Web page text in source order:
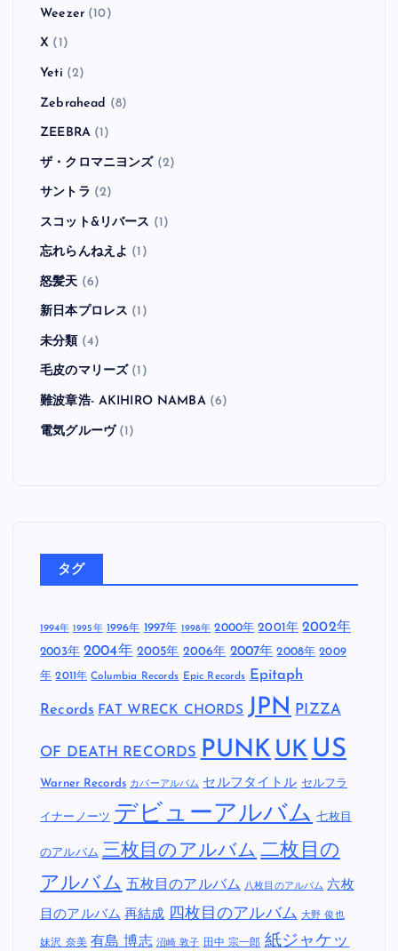
Weezer(10)
X (1)
Yeti (2)
Zebrahead (8)
ZEEBRA(1)
ザ・クロマニヨンズ(2)
サントラ (2)
スコット&リバース (1)
忘れらんねえよ (1)
怒髪天 (6)
新日本プロレス (1)
未分類 (4)
毛皮のマリーズ (1)
難波章浩- AKIHIRO NAMBA(6)
電気グルーヴ(1)
タグ
1994年 1995年 1996年 1997年 1998年 2000年 2001年 2002年
2003年 2004年 2005年 2006年 2007年 2008年 2009
年 2011年 Columbia Records Epic Records Epitaph
Records FAT WRECK CHORDS JPN PIZZA
OF DEATH RECORDS PUNK UK US
Warner Records カバーアルバム セルフタイトル セルフラ
イナーノーツ デビューアルバム 七枚目
のアルバム 三枚目のアルバム 二枚目の
アルバム 五枚目のアルバム 八枚目のアルバム 六枚
目のアルバム 再結成 四枚目のアルバム 大野 俊也
妹沢 奈美 有島 博志 沼崎 敦子 田中 宗一郎 紙ジャケッ